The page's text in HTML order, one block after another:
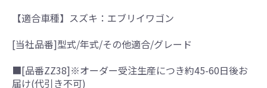
【適合車種】スズキ：エブリイワゴン
[当社品番]型式/年式/その他適合/グレード
■[品番ZZ38]※オーダー受注生産につき約45-60日後お
届け(代引き不可)